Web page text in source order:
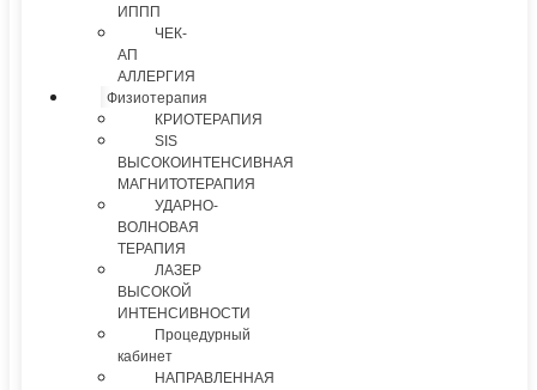
ИППП
ЧЕК-
АП
АЛЛЕРГИЯ
Физиотерапия
КРИОТЕРАПИЯ
SIS
ВЫСОКОИНТЕНСИВНАЯ
МАГНИТОТЕРАПИЯ
УДАРНО-
ВОЛНОВАЯ
ТЕРАПИЯ
ЛАЗЕР
ВЫСОКОЙ
ИНТЕНСИВНОСТИ
Процедурный
кабинет
НАПРАВЛЕННАЯ